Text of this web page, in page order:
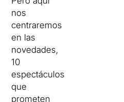
nos
centraremos
en las
novedades,
10
espectáculos
que
prometen